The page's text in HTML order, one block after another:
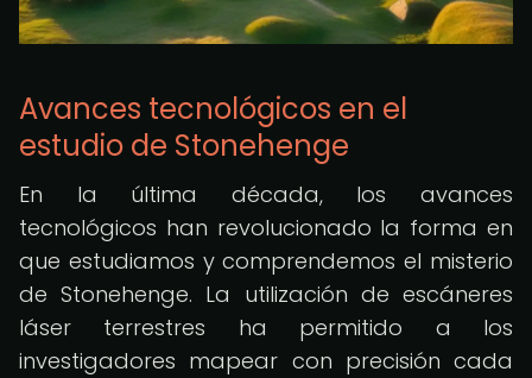
Avances tecnológicos en el
estudio de Stonehenge
En la última década, los avances
tecnológicos han revolucionado la forma en
que estudiamos y comprendemos el misterio
de Stonehenge. La utilización de escáneres
láser terrestres ha permitido a los
investigadores mapear con precisión cada